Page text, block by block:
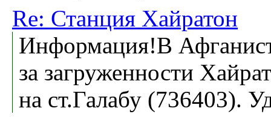
Re: Станция Хайратон
Информация!В
за загруженности
на ст.Галабу (736403).